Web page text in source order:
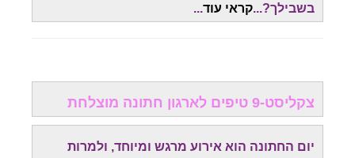
בשבילך?...קראי עוד..
.
צקליסט-9 טיפים לארגון חתונה מוצלחת
יום החתונה הוא אירוע מרגש ומיוחד, ולמרות